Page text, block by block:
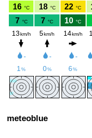
meteoblue